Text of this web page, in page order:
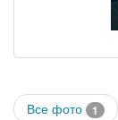
Все фото 1